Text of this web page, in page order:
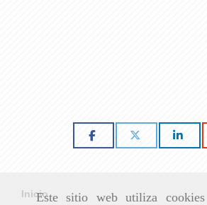
Este sitio web utiliza
Inicio